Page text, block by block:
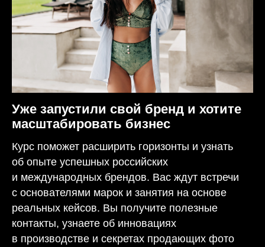
Уже запустили свой бренд и хотите
масштабировать бизнес
Курс поможет расширить горизонты и узнать
об опыте успешных российских
и международных брендов. Вас ждут встречи
с основателями марок и занятия на основе
реальных кейсов. Вы получите полезные
контакты, узнаете об инновациях
в производстве и секретах продающих фото